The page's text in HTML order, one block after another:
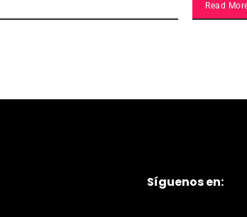
Read
Síguenos en: